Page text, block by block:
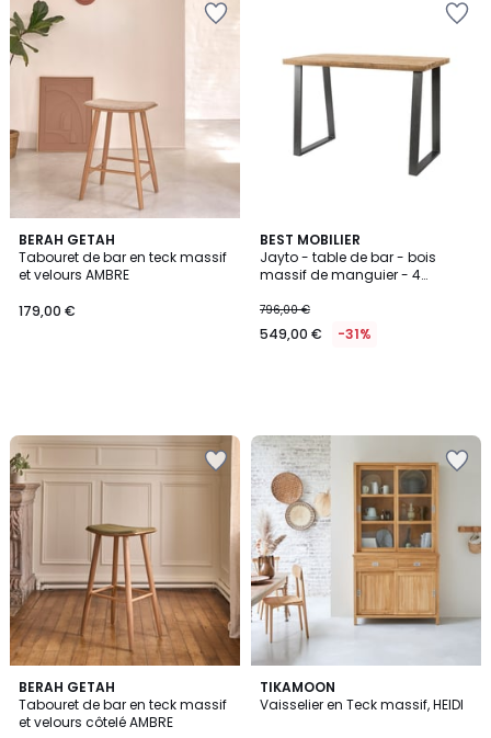
BERAH GETAH
Tabouret de bar en teck massif
et velours AMBRE
179,00 €
BEST MOBILIER
Jayto - table de bar - bois
massif de manguier - 4
796,00 €
549,00 € -31%
BERAH GETAH
Tabouret de bar en teck massif
et velours côtelé AMBRE
TIKAMOON
Vaisselier en Teck massif, HEIDI